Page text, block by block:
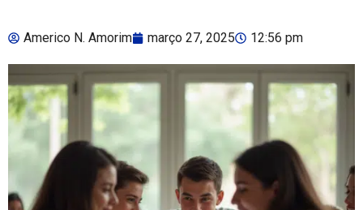
Americo N. Amorim março 27, 2025 12:56 pm